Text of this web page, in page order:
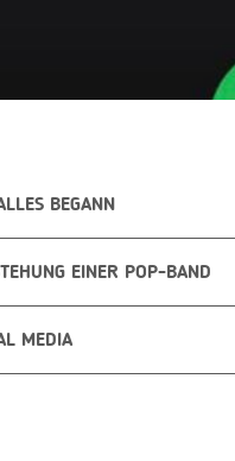
BEGANN
EINER POP-BAND
MEDIA